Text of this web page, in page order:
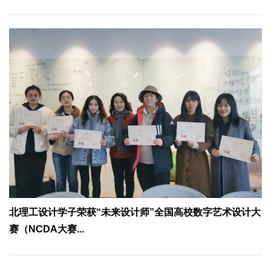
北理工设计学子荣获“未来设计师”全国高校数字艺术设计大
赛（NCDA大赛...